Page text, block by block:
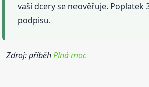
vaší dcery se neověřuje. Poplatek
podpisu.
Zdroj: příběhPlná moc